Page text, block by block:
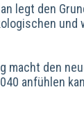
legt den
macht den
anfühlen